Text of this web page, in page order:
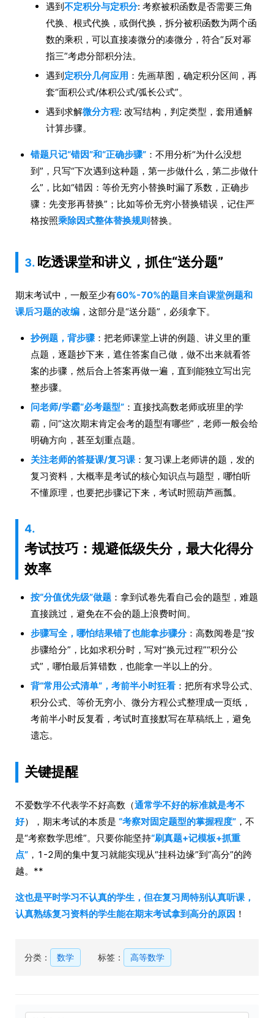
遇到不定积分与定积分: 考察被积函数是否需要三角
代换、根式代换，或倒代换，拆分被积函数为两个函
数的乘积，可以直接凑微分的凑微分，符合“反对幂
指三”考虑分部积分法。
遇到定积分几何应用 ：先画草图，确定积分区间，再
套“面积公式/体积公式/弧长公式”。
遇到求解微分方程: 改写结构，判定类型，套用通解
计算步骤。
错题只记“错因”和“正确步骤” ：不用分析“为什么没想
到”，只写“下次遇到这种题，第一步做什么，第二步做什
么”，比如“错因：等价无穷小替换时漏了系数，正确步
骤：先变形再替换”；比如等价无穷小替换错误，记住严
格按照乘除因式整体替换规则替换。
3. 吃透课堂和讲义，抓住“送分题”
期末考试中，一般至少有60%-70%的题目来自课堂例题和
课后习题的改编 ，这部分是“送分题”，必须拿下。
抄例题，背步骤：把老师课堂上讲的例题、讲义里的重
点题，逐题抄下来，遮住答案自己做，做不出来就看答
案的步骤，然后合上答案再做一遍，直到能独立写出完
整步骤。
问老师/学霸“必考题型” ：直接找高数老师或班里的学
霸，问“这次期末肯定会考的题型有哪些”，老师一般会给
明确方向，甚至划重点题。
关注老师的答疑课/复习课 ：复习课上老师讲的题，发的
复习资料，大概率是考试的核心知识点与题型，哪怕听
不懂原理，也要把步骤记下来，考试时照葫芦画瓢。
4.
考试技巧：规避低级失分，最大化得分
效率
按“分值优先级”做题 ：拿到试卷先看自己会的题型，难题
直接跳过，避免在不会的题上浪费时间。
步骤写全，哪怕结果错了也能拿步骤分：高数阅卷是“按
步骤给分”，比如求积分时，写对“换元过程”“积分公
式”，哪怕最后算错数，也能拿一半以上的分。
背“常用公式清单”，考前半小时狂看 ：把所有求导公式、
积分公式、等价无穷小、微分方程公式整理成一页纸，
考前半小时反复看，考试时直接默写在草稿纸上，避免
遗忘。
关键提醒
不爱数学不代表学不好高数（通常学不好的标准就是考不
好），期末考试的本质是 “考察对固定题型的掌握程度” ，不
是“考察数学思维”。只要你能坚持“刷真题+记模板+抓重
点” ，1-2周的集中复习就能实现从“挂科边缘”到“高分”的跨
越。**
这也是平时学习不认真的学生，但在复习周特别认真听课，
认真熟练复习资料的学生能在期末考试拿到高分的原因 ！
分类： 数学 标签： 高等数学